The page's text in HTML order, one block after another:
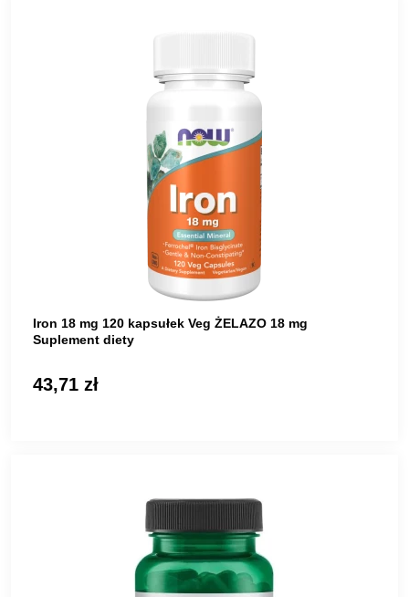
Iron 18 mg 120 kapsułek Veg ŻELAZO 18 mg
Suplement diety
43,71 zł